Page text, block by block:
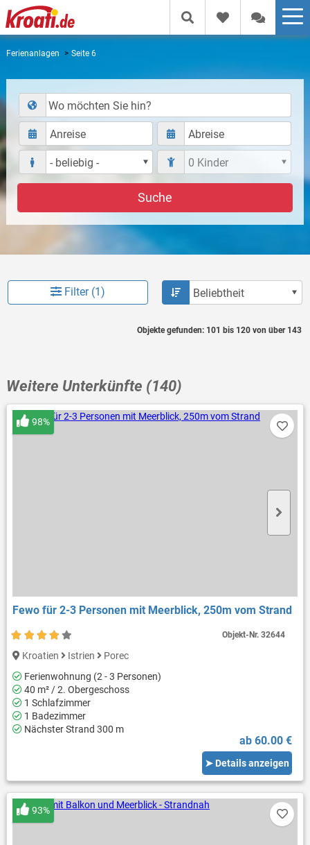
Ferienanlagen Seite 6
Wo möchten Sie hin?
Suche
Filter (1)
Objekte gefunden: 101 bis 120 von über 143
Weitere Unterkünfte (140)
Fewo für 2-3 Personen mit Meerblick, 250m vom Strand
98%
Kroatien Istrien
Porec
Ferienwohnung (2 - 3 Personen)
40 m² / 2. Obergeschoss
1 Schlafzimmer
1 Badezimmer
Nächster Strand 300 m
ab 60.00 €
➤ Details anzeigen
Objekt-Nr.32644
93%